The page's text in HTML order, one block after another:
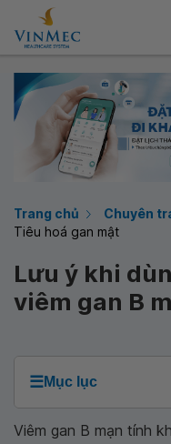
Trang chủ
Chuyên
Tiêu hoá gan mật
Lưu ý khi
viêm gan B
☰Mục lục
Viêm gan B mạn tính